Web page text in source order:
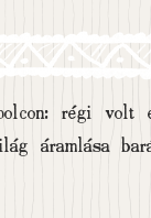
régi volt
áramlása